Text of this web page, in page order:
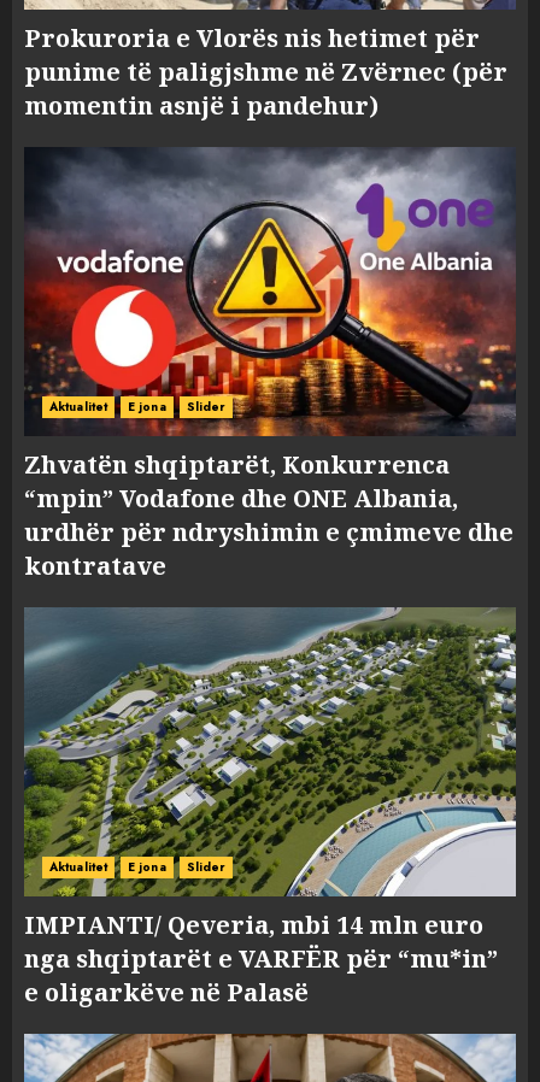
Prokuroria e Vlorës nis hetimet për
punime të paligjshme në Zvërnec (për
momentin asnjë i pandehur)
Aktualitet E jona Slider
Zhvatën shqiptarët, Konkurrenca
“mpin” Vodafone dhe ONE Albania,
urdhër për ndryshimin e çmimeve dhe
kontratave
Aktualitet E jona Slider
IMPIANTI/ Qeveria, mbi 14 mln euro
nga shqiptarët e VARFËR për “mu*in”
e oligarkëve në Palasë